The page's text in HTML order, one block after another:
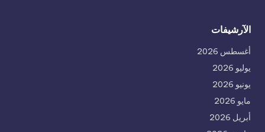
الآرشيفات
أغسطس 2026
يوليو 2026
يونيو 2026
مايو 2026
أبريل 2026